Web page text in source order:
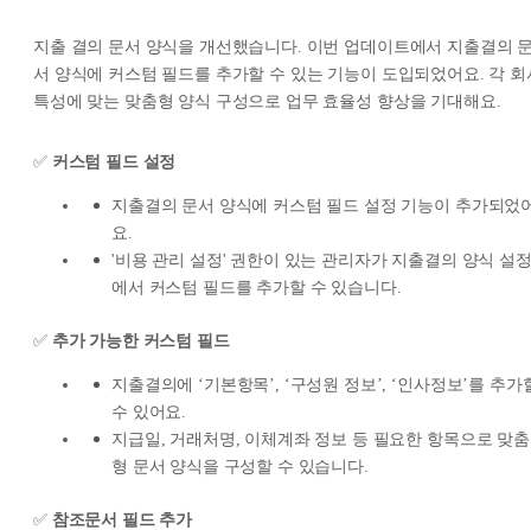
지출 결의 문서 양식을 개선했습니다. 이번 업데이트에서 지출결의
서 양식에 커스텀 필드를 추가할 수 있는 기능이 도입되었어요. 각 회
특성에 맞는 맞춤형 양식 구성으로 업무 효율성 향상을 기대해요.
✅ 커스텀 필드 설정
지출결의 문서 양식에 커스텀 필드 설정 기능이 추가되었
요.
'비용 관리 설정' 권한이 있는 관리자가 지출결의 양식 설정
에서 커스텀 필드를 추가할 수 있습니다.
✅ 추가 가능한 커스텀 필드
지출결의에 ‘기본항목’, ‘구성원 정보’, ‘인사정보’를 추가
수 있어요.
지급일, 거래처명, 이체계좌 정보 등 필요한 항목으로 맞춤
형 문서 양식을 구성할 수 있습니다.
✅ 참조문서 필드 추가